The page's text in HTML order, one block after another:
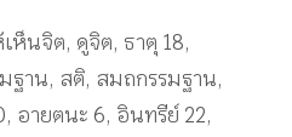
เห็นจิต, ดูจิต, ธาตุ 18,
ฐาน, สติ, สมถกรรมฐาน,
, อายตนะ 6, อินทรีย์ 22,